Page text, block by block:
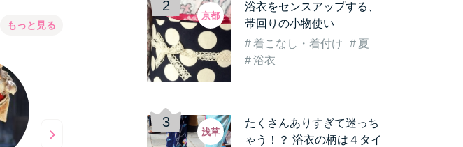
もっと見る
浴衣をセンスアップする、
帯回りの小物使い
着こなし・着付け
夏
浴衣
京都
たくさんありすぎて迷っち
ゃう！？ 浴衣の柄は４タイ
浅草